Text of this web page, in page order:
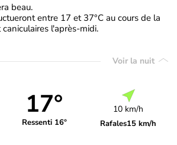
beau.
entre 17 et 37°C au cours de la
l'après-midi.
Voir la nuit
17°
Ressenti 16°
10 km/h
Rafales15 km/h